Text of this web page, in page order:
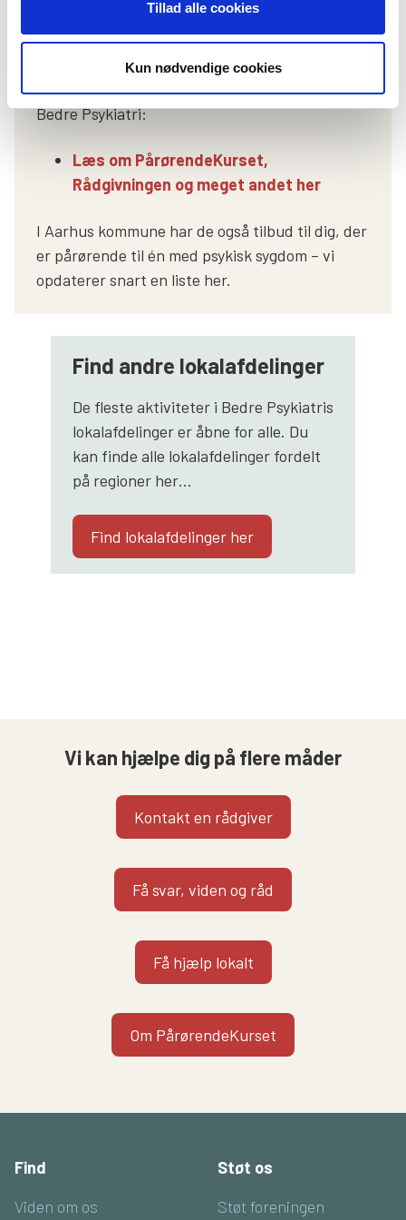
Tillad alle cookies
Kun nødvendige cookies
Her kan du få hjælp
Som pårørende kan du få hjælp og støtte hos
Bedre Psykiatri:
Læs om PårørendeKurset,
Rådgivningen og meget andet her
I Aarhus kommune har de også tilbud til dig, der
er pårørende til én med psykisk sygdom – vi
opdaterer snart en liste her.
Find andre lokalafdelinger
De fleste aktiviteter i Bedre Psykiatris
lokalafdelinger er åbne for alle. Du
kan finde alle lokalafdelinger fordelt
på regioner her…
Find lokalafdelinger her
Vi kan hjælpe dig på flere måder
Kontakt en rådgiver
Få svar, viden og råd
Få hjælp lokalt
Om PårørendeKurset
Find
Viden om os
Støt os
Støt foreningen